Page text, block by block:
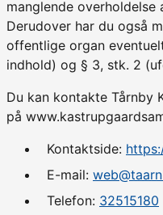
manglende
Derudover har du også
offentlige organ
indhold) og § 3, stk. 2
Du kan kontakte Tårnby
på
Kontaktside:
E-mail:
Telefon: 32515180